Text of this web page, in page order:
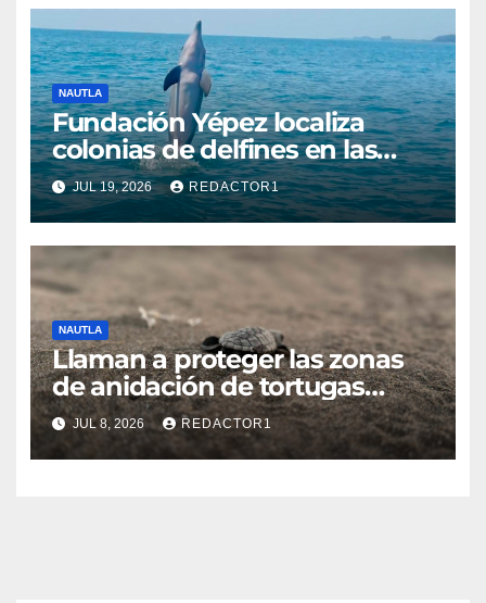
NAUTLA
Fundación Yépez localiza
colonias de delfines en las
costas de Nautla y fortalece su
monitoreo
JUL 19, 2026 REDACTOR1
NAUTLA
Llaman a proteger las zonas
de anidación de tortugas
marinas en playas de Nautla
JUL 8, 2026 REDACTOR1